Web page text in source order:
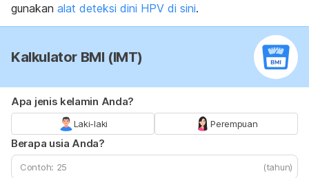
gunakan alat deteksi dini HPV di sini.
Kalkulator BMI (IMT)
Apa jenis kelamin Anda?
Laki-laki Perempuan
Berapa usia Anda?
(tahun)